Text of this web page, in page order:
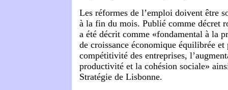
Les réformes de l’emploi doivent être
à la fin du mois. Publié comme décret
a été décrit comme «fondamental à la
de croissance économique équilibrée et
compétitivité des entreprises,
productivité et la cohésion sociale»
Stratégie de Lisbonne.